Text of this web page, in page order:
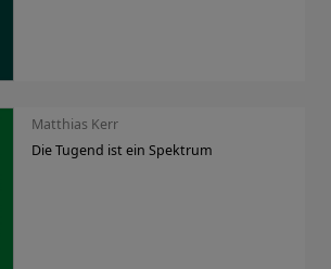
Matthias Kerr
Die Tugend ist ein Spektrum